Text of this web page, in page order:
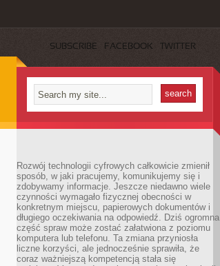
SUBSCRIBE FACEBOOK TWITTER
Rozwój technologii cyfrowych całkowicie zmienił
sposób, w jaki pracujemy, komunikujemy się i
zdobywamy informacje. Jeszcze niedawno wiele
czynności wymagało fizycznej obecności w
konkretnym miejscu, papierowych dokumentów i
długiego oczekiwania na odpowiedź. Dziś ogromna
część spraw może zostać załatwiona z poziomu
komputera lub telefonu. Ta zmiana przyniosła
liczne korzyści, ale jednocześnie sprawiła, że
coraz ważniejszą kompetencją stała się